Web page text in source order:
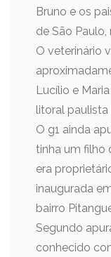
Bruno e os
de São
O veterinário
Lucílio e
litoral paulista
O g1 ainda
tinha um filho
era
inaugurada
bairro
Segundo
conhecido